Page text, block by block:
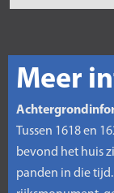
Meer
Tussen 1618 en
bevond het huis
panden in die